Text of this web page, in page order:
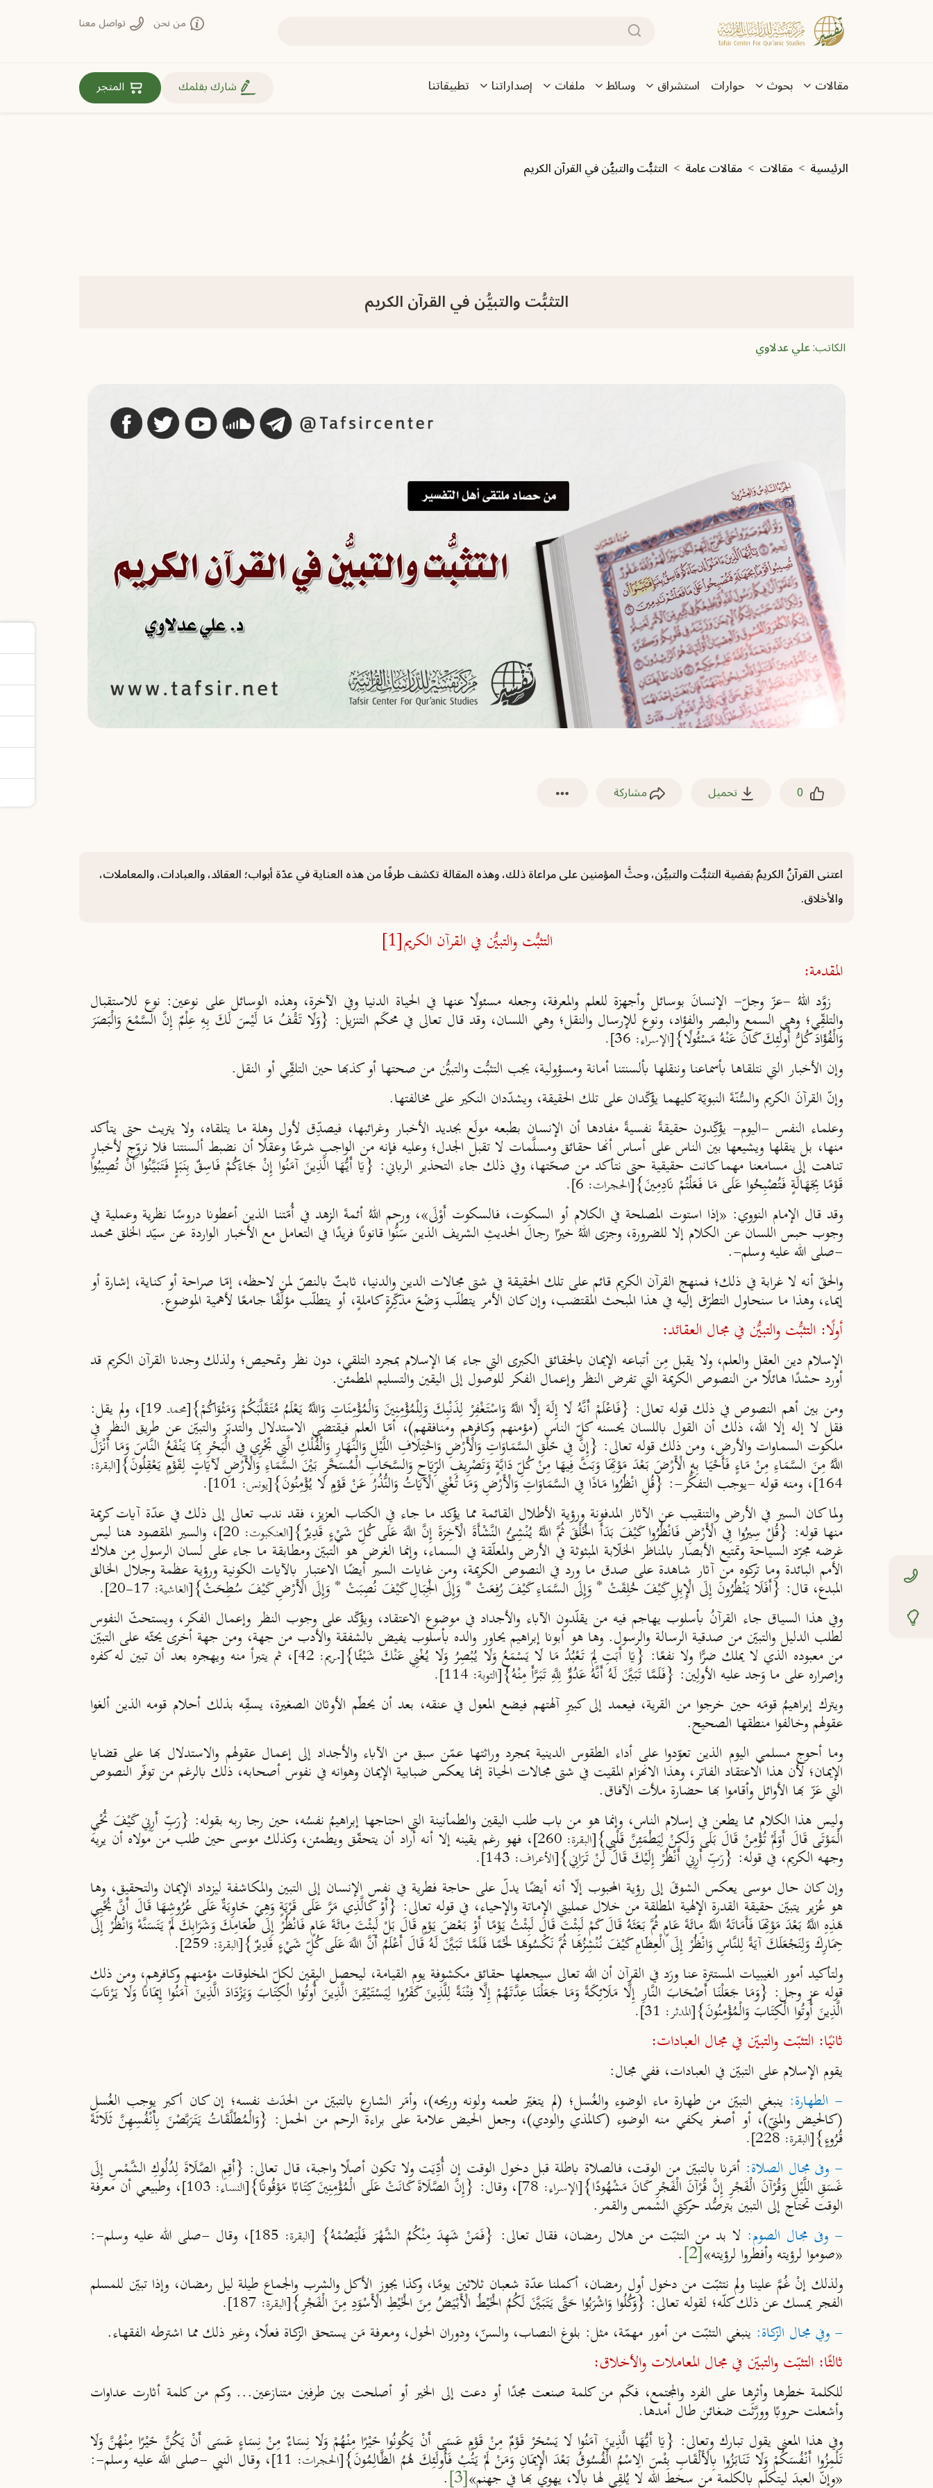
تجاوز إلى المحتوى الرئيسي
بحث من نحن تواصل معنا
Main navigation
مقالات بحوث حوارات استشراق وسائط ملفات إصداراتنا تطبيقاتنا روابط مهمة
شارك بقلمك المتجر
مسار التنقل
الرئيسية مقالات مقالات عامة التثبُّت والتبيُّن في القرآن الكريم
التثبُّت والتبيُّن في القرآن الكريم
الكاتب:علي عدلاوي
0 تحميل مشاركة
اعتنى القرآنُ الكريمُ بقضية التثبُّت والتبيُّن، وحثَّ المؤمنين على مراعاة ذلك، وهذه المقالة تكشف طرفًا من هذه العناية في عدّة أبواب؛ العقائد، والعبادات، والمعاملات،
والأخلاق.
التثبُّت والتبيُّن في القرآن الكريم[1]
المقدمة:
زوَّد اللهُ -عزّ وجلّ- الإنسانَ بوسائل وأجهزة للعلم والمعرفة، وجعله مسئولًا عنها في الحياة الدنيا وفي الآخرة، وهذه الوسائل على نوعين: نوع للاستقبال
والتلقِّي؛ وهي السمع والبصر والفؤاد، ونوع للإرسال والنقل؛ وهي اللسان، وقد قال تعالى في محكَم التنزيل: {وَلَا تَقْفُ مَا لَيْسَ لَكَ بِهِ عِلْمٌ إِنَّ السَّمْعَ وَالْبَصَرَ
وَالْفُؤَادَ كُلُّ أُولَئِكَ كَانَ عَنْهُ مَسْئُولًا}[الإسراء: 36].
وإن الأخبار التي نتلقاها بأسماعنا وننقلها بألسنتنا أمانة ومسؤولية، يجب التثبُّت والتبيُّن من صحتها أو كذبها حين التلقِّي أو النقل.
وإنّ القرآنَ الكريم والسُّنّةَ النبويّة كليهما يؤكّدان على تلك الحقيقة، ويشدّدان النكير على مخالفتها.
وعلماء النفس -اليوم- يؤكِّدون حقيقةً نفسيةً مفادها أن الإنسان بطبعه مولَع بجديد الأخبار وغرائبها، فيصدِّق لأول وهلة ما يتلقاه، ولا يتريث حتى يتأكد
منها، بل ينقلها ويشيعها بين الناس على أساس أنها حقائق ومسلَّمات لا تقبل الجدل؛ وعليه فإنه من الواجب شرعًا وعقلًا أن نضبط ألسنتنا فلا نروِّج لأخبارٍ
تناهت إلى مسامعنا مهما كانت حقيقية حتى نتأكد من صحّتها، وفي ذلك جاء التحذير الرباني: {يَا أَيُّهَا الَّذِينَ آمَنُوا إِنْ جَاءَكُمْ فَاسِقٌ بِنَبَإٍ فَتَبَيَّنُوا أَنْ تُصِيبُوا
قَوْمًا بِجَهَالَةٍ فَتُصْبِحُوا عَلَى مَا فَعَلْتُمْ نَادِمِينَ}[الحجرات: 6].
وقد قال الإمام النووي: «إذا استوت المصلحة في الكلام أو السكوت، فالسكوت أَوْلَى»، ورحم اللهُ أئمةَ الزهد في أُمّتنا الذين أعطونا دروسًا نظرية وعملية في
وجوب حبس اللسان عن الكلام إلا للضرورة، وجزى اللهُ خيرًا رجالَ الحديثِ الشريف الذين سَنُّوا قانونًا فريدًا في التعامل مع الأخبار الواردة عن سيّد الخلق محمد
-صلى الله عليه وسلم-.
والحقّ أنه لا غرابة في ذلك؛ فمنهج القرآن الكريم قائم على تلك الحقيقة في شتى مجالات الدين والدنيا، ثابتٌ بالنصّ لمن لاحظه، إمّا صراحة أو كناية، إشارة أو
إيماء، وهذا ما سنحاول التطرّق إليه في هذا المبحث المقتضب، وإن كان الأمر يتطلّب وَضْعَ مذكِّرةٍ كاملةٍ، أو يتطلّب مؤلَّفًا جامعًا لأهمية الموضوع.
أولًا: التثبُّت والتبيُّن في مجال العقائد:
الإسلام دين العقل والعلم، ولا يقبل مِن أتباعه الإيمان بالحقائق الكبرى التي جاء بها الإسلام بمجرد التلقي، دون نظر وتمحيص؛ ولذلك وجدنا القرآن الكريم قد
أورد حشدًا هائلًا من النصوص الكريمة التي تفرض النظر وإعمال الفكر للوصول إلى اليقين والتسليم المطمئن.
ومن بين أهم النصوص في ذلك قوله تعالى: {فَاعْلَمْ أَنَّهُ لَا إِلَهَ إِلَّا اللَّهُ وَاسْتَغْفِرْ لِذَنْبِكَ وَلِلْمُؤْمِنِينَ وَالْمُؤْمِنَاتِ وَاللَّهُ يَعْلَمُ مُتَقَلَّبَكُمْ وَمَثْوَاكُمْ}[محمد 19] ، ولم يقل:
فقل لا إله إلا الله، ذلك أن القول باللسان يحسنه كلّ الناس (مؤمنهم وكافرهم ومنافقهم)، أمّا العلم فيقتضي الاستدلال والتدبّر والتبيّن عن طريق النظر في
ملكوت السماوات والأرض، ومن ذلك قوله تعالى: {إِنَّ فِي خَلْقِ السَّمَاوَاتِ وَالْأَرْضِ وَاخْتِلَافِ اللَّيْلِ وَالنَّهَارِ وَالْفُلْكِ الَّتِي تَجْرِي فِي الْبَحْرِ بِمَا يَنْفَعُ النَّاسَ وَمَا أَنْزَلَ
اللَّهُ مِنَ السَّمَاءِ مِنْ مَاءٍ فَأَحْيَا بِهِ الْأَرْضَ بَعْدَ مَوْتِهَا وَبَثَّ فِيهَا مِنْ كُلِّ دَابَّةٍ وَتَصْرِيفِ الرِّيَاحِ وَالسَّحَابِ الْمُسَخَّرِ بَيْنَ السَّمَاءِ وَالْأَرْضِ لَآيَاتٍ لِقَوْمٍ يَعْقِلُونَ}[البقرة:
164] ، ومنه قوله -يوجب التفكُّر-: {قُلِ انْظُرُوا مَاذَا فِي السَّمَاوَاتِ وَالْأَرْضِ وَمَا تُغْنِي الْآيَاتُ وَالنُّذُرُ عَنْ قَوْمٍ لَا يُؤْمِنُونَ}[يونس: 101].
ولما كان السير في الأرض والتنقيب عن الآثار المدفونة ورؤية الأطلال القائمة مما يؤكد ما جاء في الكتاب العزيز، فقد ندب تعالى إلى ذلك في عدّة آيات كريمة
منها قوله: {قُلْ سِيرُوا فِي الْأَرْضِ فَانْظُرُوا كَيْفَ بَدَأَ الْخَلْقَ ثُمَّ اللَّهُ يُنْشِئُ النَّشْأَةَ الْآخِرَةَ إِنَّ اللَّهَ عَلَى كُلِّ شَيْءٍ قَدِيرٌ}[العنكبوت: 20] ، والسير المقصود هنا ليس
غرضه مجرّد السياحة وتمتيع الأبصار بالمناظر الخلّابة المبثوثة في الأرض والمعلّقة في السماء، وإنما الغرض هو التبيّن ومطابقة ما جاء على لسان الرسولِ مِن هلاك
الأمم البائدة وما تركوه من آثار شاهدة على صدق ما ورد في النصوص الكريمة، ومن غايات السير أيضًا الاعتبار بالآيات الكونية ورؤية عظمة وجلال الخالق
المبدع، قال: {أَفَلَا يَنْظُرُونَ إِلَى الْإِبِلِ كَيْفَ خُلِقَتْ * وَإِلَى السَّمَاءِ كَيْفَ رُفِعَتْ * وَإِلَى الْجِبَالِ كَيْفَ نُصِبَتْ * وَإِلَى الْأَرْضِ كَيْفَ سُطِحَتْ}[الغاشية: 17-20].
وفي هذا السياق جاء القرآنُ بأسلوب يهاجم فيه من يقلّدون الآباء والأجداد في موضوع الاعتقاد، ويؤكّد على وجوب النظر وإعمال الفكر، ويستحثّ النفوس
لطلب الدليل والتبيّن من صدقية الرسالة والرسول. وها هو أبونا إبراهيم يحاور والده بأسلوب يفيض بالشفقة والأدب من جهة، ومن جهة أخرى يحثّه على التبيّن
من معبوده الذي لا يملك ضرًّا ولا نفعًا: {يَا أَبَتِ لِمَ تَعْبُدُ مَا لَا يَسْمَعُ وَلَا يُبْصِرُ وَلَا يُغْنِي عَنْكَ شَيْئًا}[مريم: 42] ، ثم يتبرأ منه ويهجره بعد أن تبين له كفره
وإصراره على ما وَجد عليه الأولِين: {فَلَمَّا تَبَيَّنَ لَهُ أَنَّهُ عَدُوٌّ لِلَّهِ تَبَرَّأَ مِنْهُ}[التوبة: 114].
ويترك إبراهيمُ قومَه حين خرجوا من القرية، فيعمد إلى كبيرِ آلهتهم فيضع المعول في عنقه، بعد أن يحطّم الأوثان الصغيرة، يسفِّه بذلك أحلام قومه الذين ألغوا
عقولهم وخالفوا منطقها الصحيح.
وما أحوج مسلمي اليوم الذين تعوّدوا على أداء الطقوس الدينية بمجرد وراثتها عمّن سبق من الآباء والأجداد إلى إعمال عقولهم والاستدلال بها على قضايا
الإيمان؛ لأن هذا الاعتقاد الفاتر، وهذا الانهزام المقيت في شتى مجالات الحياة إنما يعكس ضبابية الإيمان وهوانه في نفوس أصحابه، ذلك بالرغم من توفّر النصوص
التي عَزّ بها الأوائل وأقاموا بها حضارة ملأت الآفاق.
وليس هذا الكلام مما يطعن في إسلام الناس، وإنما هو من باب طلب اليقين والطمأنينة التي احتاجها إبراهيمُ نفسُه، حين رجا ربه بقوله: {رَبِّ أَرِنِي كَيْفَ تُحْيِ
الْمَوْتَى قَالَ أَوَلَمْ تُؤْمِنْ قَالَ بَلَى وَلَكِنْ لِيَطْمَئِنَّ قَلْبِي}[البقرة: 260] ، فهو رغم يقينه إلا أنه أراد أن يتحقّق ويطمئن، وكذلك موسى حين طلب من مولاه أن يريه
وجهه الكريم، في قوله: {رَبِّ أَرِنِي أَنْظُرْ إِلَيْكَ قَالَ لَنْ تَرَانِي}[الأعراف: 143].
وإن كان حال موسى يعكس الشوقَ إلى رؤية المحبوب إلّا أنه أيضًا يدلّ على حاجة فطرية في نفس الإنسان إلى التبين والمكاشفة ليزداد الإيمان والتحقيق، وها
هو عُزير يتبيّن حقيقة القدرة الإلهية المطلقة من خلال عمليتي الإماتة والإحياء، في قوله تعالى: {أَوْ كَالَّذِي مَرَّ عَلَى قَرْيَةٍ وَهِيَ خَاوِيَةٌ عَلَى عُرُوشِهَا قَالَ أَنَّى يُحْيِي
هَذِهِ اللَّهُ بَعْدَ مَوْتِهَا فَأَمَاتَهُ اللَّهُ مِائَةَ عَامٍ ثُمَّ بَعَثَهُ قَالَ كَمْ لَبِثْتَ قَالَ لَبِثْتُ يَوْمًا أَوْ بَعْضَ يَوْمٍ قَالَ بَلْ لَبِثْتَ مِائَةَ عَامٍ فَانْظُرْ إِلَى طَعَامِكَ وَشَرَابِكَ لَمْ يَتَسَنَّهْ وَانْظُرْ إِلَى
حِمَارِكَ وَلِنَجْعَلَكَ آيَةً لِلنَّاسِ وَانْظُرْ إِلَى الْعِظَامِ كَيْفَ نُنْشِزُهَا ثُمَّ نَكْسُوهَا لَحْمًا فَلَمَّا تَبَيَّنَ لَهُ قَالَ أَعْلَمُ أَنَّ اللَّهَ عَلَى كُلِّ شَيْءٍ قَدِيرٌ}[البقرة: 259].
ولتأكيد أمور الغيبيات المستترة عنا ورَد في القرآن أن الله تعالى سيجعلها حقائق مكشوفة يوم القيامة، ليحصل اليقين لكلّ المخلوقات مؤمنهم وكافرهم، ومن ذلك
قوله عز وجل: {وَمَا جَعَلْنَا أَصْحَابَ النَّارِ إِلَّا مَلَائِكَةً وَمَا جَعَلْنَا عِدَّتَهُمْ إِلَّا فِتْنَةً لِلَّذِينَ كَفَرُوا لِيَسْتَيْقِنَ الَّذِينَ أُوتُوا الْكِتَابَ وَيَزْدَادَ الَّذِينَ آمَنُوا إِيمَانًا وَلَا يَرْتَابَ
الَّذِينَ أُوتُوا الْكِتَابَ وَالْمُؤْمِنُونَ}[المدثر: 31].
ثانيًا: التثبّت والتبيّن في مجال العبادات:
يقوم الإسلام على التبيّن في العبادات، ففي مجال:
- الطهارة: ينبغي التبيّن من طهارة ماء الوضوء والغُسل؛ (لم يتغيّر طعمه ولونه وريحه)، وأمَر الشارع بالتبيّن من الحدَث نفسه؛ إن كان أكبر يوجب الغُسل
(كالحيض والمنيّ)، أو أصغر يكفي منه الوضوء (كالمذي والودي)، وجعل الحيض علامة على براءة الرحم من الحمل: {وَالْمُطَلَّقَاتُ يَتَرَبَّصْنَ بِأَنْفُسِهِنَّ ثَلَاثَةَ
قُرُوءٍ}[البقرة: 228].
- وفى مجال الصلاة: أمَرنا بالتبيّن من الوقت، فالصلاة باطلة قبل دخول الوقت إن أُدِّيَت ولا تكون أصلًا واجبة، قال تعالى: {أَقِمِ الصَّلَاةَ لِدُلُوكِ الشَّمْسِ إِلَى
غَسَقِ اللَّيْلِ وَقُرْآنَ الْفَجْرِ إِنَّ قُرْآنَ الْفَجْرِ كَانَ مَشْهُودًا}[الإسراء: 78] ، وقال: {إِنَّ الصَّلَاةَ كَانَتْ عَلَى الْمُؤْمِنِينَ كِتَابًا مَوْقُوتًا}[النساء: 103] ، وطبيعي أن معرفة
الوقت تحتاج إلى التبين بترصُّد حركتي الشمس والقمر.
- وفى مجال الصوم:لا بد من التثبّت من هلال رمضان، فقال تعالى: {فَمَنْ شَهِدَ مِنْكُمُ الشَّهْرَ فَلْيَصُمْهُ} [البقرة: 185] ، وقال -صلى الله عليه وسلم-:
«صوموا لرؤيته وأفطروا لرؤيته»[2]
.
ولذلك إنْ غُمَّ علينا ولم نتثبّت من دخول أول رمضان، أكملنا عدّة شعبان ثلاثين يومًا، وكذا يجوز الأكل والشرب والجماع طيلة ليل رمضان، وإذا تبيّن للمسلم
الفجر يمسك عن ذلك كلّه؛ لقوله تعالى: {وَكُلُوا وَاشْرَبُوا حَتَّى يَتَبَيَّنَ لَكُمُ الْخَيْطُ الْأَبْيَضُ مِنَ الْخَيْطِ الْأَسْوَدِ مِنَ الْفَجْرِ}[البقرة: 187].
- وفي مجال الزكاة: ينبغي التثبّت من أمور مهمّة، مثل: بلوغ النصاب، والسنّ، ودوران الحول، ومعرفة مَن يستحق الزكاة فعلًا، وغير ذلك مما اشترطه الفقهاء.
ثالثًا: التثبّت والتبيّن في مجال المعاملات والأخلاق:
للكلمة خطرها وأثرها على الفرد والمجتمع، فكَم من كلمة صنعت مجدًا أو دعت إلى الخير أو أصلحت بين طرفين متنازعين... وكم من كلمة أثارت عداوات
وأشعلت حروبًا وورَّثَت ضغائن طال أمدها.
وفي هذا المعنى يقول تبارك وتعالى: {يَا أَيُّهَا الَّذِينَ آمَنُوا لَا يَسْخَرْ قَوْمٌ مِنْ قَوْمٍ عَسَى أَنْ يَكُونُوا خَيْرًا مِنْهُمْ وَلَا نِسَاءٌ مِنْ نِسَاءٍ عَسَى أَنْ يَكُنَّ خَيْرًا مِنْهُنَّ وَلَا
تَلْمِزُوا أَنْفُسَكُمْ وَلَا تَنَابَزُوا بِالْأَلْقَابِ بِئْسَ الِاسْمُ الْفُسُوقُ بَعْدَ الْإِيمَانِ وَمَنْ لَمْ يَتُبْ فَأُولَئِكَ هُمُ الظَّالِمُونَ}[الحجرات: 11] ، وقال النبي -صلى الله عليه وسلم-:
«وإنّ العبدَ ليتكلّم بالكلمة من سخط الله لا يُلقِي لها بالًا، يهوي بها في جهنم»[3]
.